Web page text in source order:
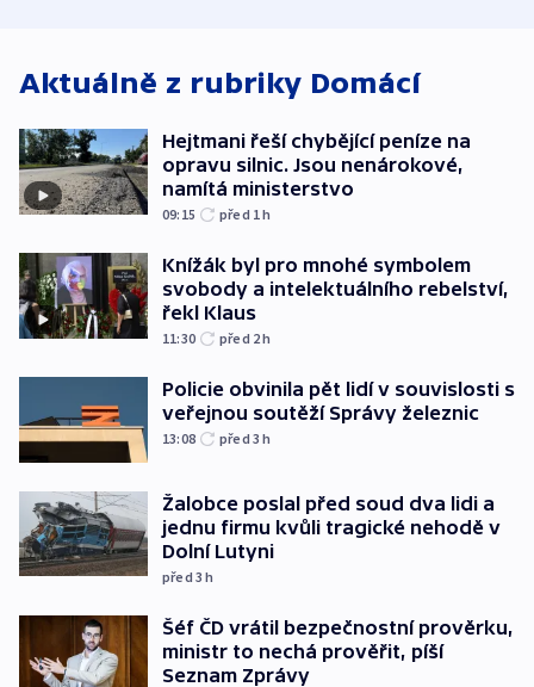
Aktuálně z rubriky Domácí
Hejtmani řeší chybějící peníze na
opravu silnic. Jsou nenárokové,
namítá ministerstvo
09:15 před 1h
Knížák byl pro mnohé symbolem
svobody a intelektuálního rebelství,
řekl Klaus
11:30 před 2h
Policie obvinila pět lidí v souvislosti s
veřejnou soutěží Správy železnic
13:08 před 3h
Žalobce poslal před soud dva lidi a
jednu firmu kvůli tragické nehodě v
Dolní Lutyni
před 3h
Šéf ČD vrátil bezpečnostní prověrku,
ministr to nechá prověřit, píší
Seznam Zprávy